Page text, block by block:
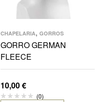
CHAPELARIA, GORROS
GORRO GERMAN
FLEECE
10,00€
(0)